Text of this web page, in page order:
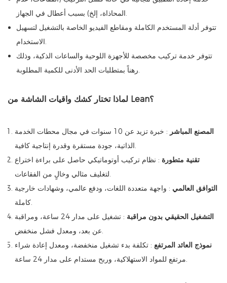
المحاذاة، إلخ) بسبب أعطال في الجهاز.
تتوفر أدلة المستخدم الكاملة ومقاطع الفيديو الخاصة بالتشغيل لتسهيل
الاستخدام.
تتوفر خدمة تركيب مخصصة للأجهزة اللوحية والساعات الذكية، وذلك
رهناً بمتطلبات الحد الأدنى للكمية المطلوبة.
لماذا تختار كشك واقيات الشاشة من Lean؟
المصنع المباشر
: خبرة تزيد عن 10 سنوات في مجال محطات الخدمة
الذاتية، جودة مستقرة وقدرة إنتاجية كافية.
تقنية متطورة : نظام تركيب أوتوماتيكي حاصل على براءة اختراع
لتغليف مثالي وخالٍ من الفقاعات.
التوافق العالمي : واجهة متعددة اللغات، ودفع عالمي، وشهادات خارجية
كاملة.
التشغيل الحقيقي بدون مراقبة
: تشغيل على مدار 24 ساعة، ومراقبة
عن بعد، ومعدل فشل منخفض.
نموذج العائد المرتفع : تكلفة بدء تشغيل منخفضة، ومعدل إعادة شراء
مرتفع للمواد الاستهلاكية، وربح مستدام على مدار 24 ساعة.